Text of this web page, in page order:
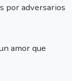
por adversarios
amor que